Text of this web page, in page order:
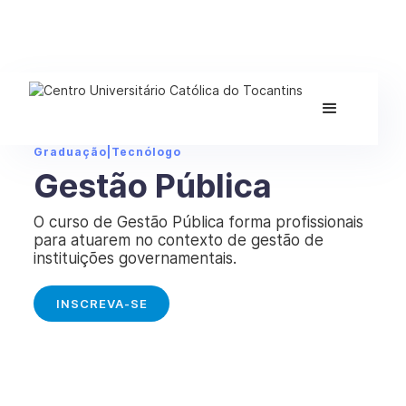
Graduação Tecnólogo
Gestão Pública
O curso de Gestão Pública forma profissionais
para atuarem no contexto de gestão de
instituições governamentais.
INSCREVA-SE